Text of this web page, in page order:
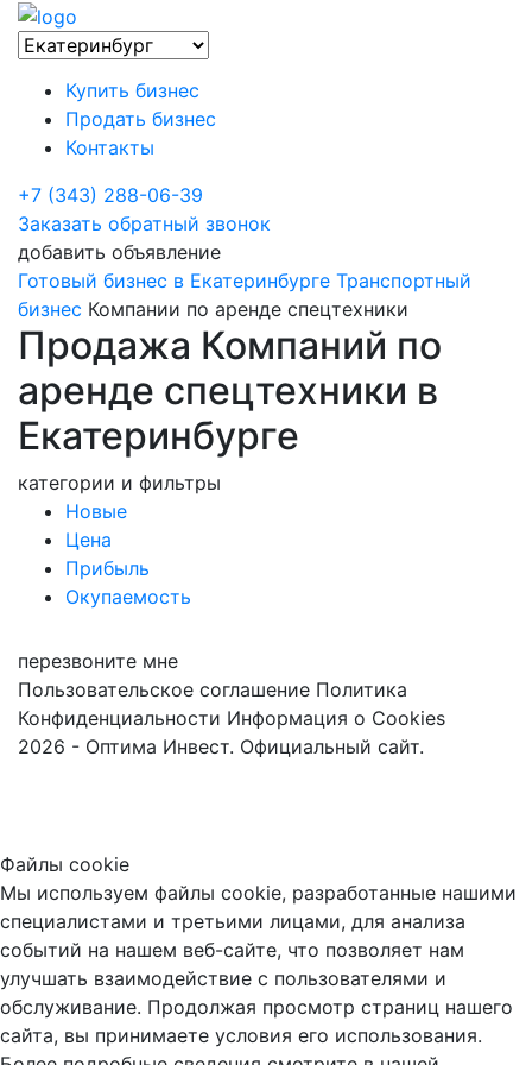
Купить бизнес
Продать бизнес
Контакты
+7 (343) 288-06-39
Заказать обратный звонок
добавить объявление
Готовый бизнес в Екатеринбурге Транспортный
бизнес Компании по аренде спецтехники
Продажа Компаний по
аренде спецтехники в
Екатеринбурге
категории и фильтры
Новые
Цена
Прибыль
Окупаемость
перезвоните мне
Пользовательское соглашение Политика
Конфиденциальности Информация о Cookies
2026 - Оптима Инвест. Официальный сайт.
Файлы cookie
Мы используем файлы cookie, разработанные нашими
специалистами и третьими лицами, для анализа
событий на нашем веб-сайте, что позволяет нам
улучшать взаимодействие с пользователями и
обслуживание. Продолжая просмотр страниц нашего
сайта, вы принимаете условия его использования.